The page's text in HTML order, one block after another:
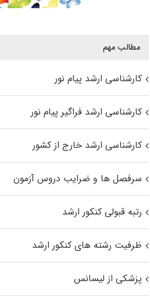
مطالب مهم
کارشناسی ارشد پیام نور
کارشناسی ارشد فراگیر پیام نور
کارشناسی ارشد خارج از کشور
سرفصل ها و ضرایب دروس آزمون
رتبه قبولی کنکور ارشد
ظرفیت رشته های کنکور ارشد
پزشکی از لیسانس